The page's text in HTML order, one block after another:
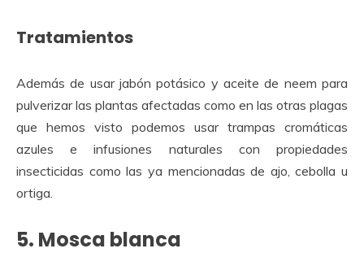
Tratamientos
Además de usar jabón potásico y aceite de neem para
pulverizar las plantas afectadas como en las otras plagas
que hemos visto podemos usar trampas cromáticas
azules e infusiones naturales con propiedades
insecticidas como las ya mencionadas de ajo, cebolla u
ortiga.
5. Mosca blanca